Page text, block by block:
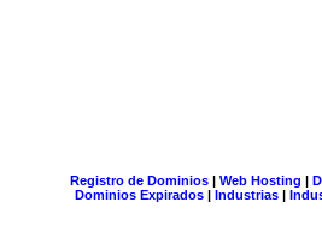
Registro de Dominios| Web Hosting |
Dominios Expirados | Industrias |